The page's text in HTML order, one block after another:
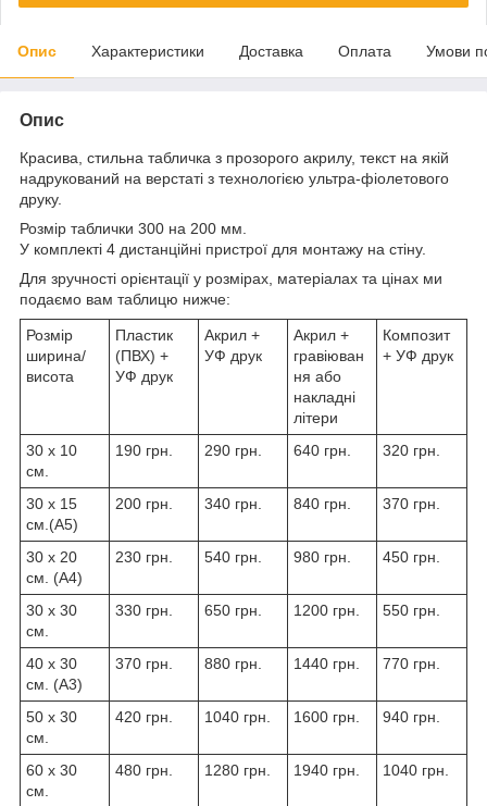
Опис Характеристики Доставка Оплата Умови
Опис
Красива, стильна табличка з прозорого акрилу, текст на якій
надрукований на верстаті з технологією ультра-фіолетового
друку.
Розмір таблички 300 на 200 мм.
У комплекті 4 дистанційні пристрої для монтажу на стіну.
Для зручності орієнтації у розмірах, матеріалах та цінах ми
подаємо вам таблицю нижче:
Розмір
ширина/
висота
Пластик
(ПВХ) +
УФ друк
Акрил +
УФ друк
Акрил +
гравіюван
ня або
накладні
літери
Композит
+ УФ друк
30 х 10
см.
190 грн. 290 грн. 640 грн. 320 грн.
30 х 15
см.(А5)
200 грн. 340 грн. 840 грн. 370 грн.
30 х 20
см. (А4)
230 грн. 540 грн. 980 грн. 450 грн.
30 х 30
см.
330 грн. 650 грн. 1200 грн. 550 грн.
40 х 30
см. (А3)
370 грн. 880 грн. 1440 грн. 770 грн.
50 х 30
см.
420 грн. 1040 грн. 1600 грн. 940 грн.
60 х 30
см.
480 грн. 1280 грн. 1940 грн. 1040 грн.